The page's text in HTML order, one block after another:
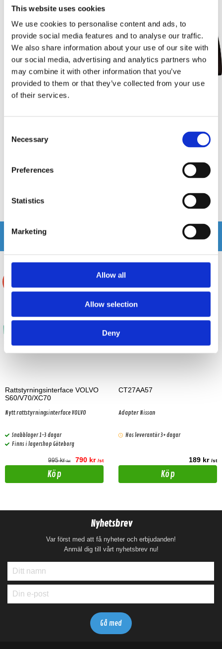
This website uses cookies
We use cookies to personalise content and ads, to
provide social media features and to analyse our traffic.
We also share information about your use of our site with
our social media, advertising and analytics partners who
may combine it with other information that you’ve
provided to them or that they’ve collected from your use
of their services.
Selection
Necessary
Preferences
Statistics
Marketing
Allow all
Allow selection
Deny
Jumper och Opel Movano 2006-2024
139 kr
Andra köpte även
Rattstyrningsinterface VOLVO
S60/V70/XC70
Nytt rattstyrningsinterface VOLVO
Snabblager 1-3 dagar
Finns i lagershop Göteborg
995 kr/st 790 kr /st
Köp
CT27AA57
Adapter Nissan
Hos leverantör 3+ dagar
189 kr /st
Köp
Nyhetsbrev
Var först med att få nyheter och erbjudanden!
Anmäl dig till vårt nyhetsbrev nu!